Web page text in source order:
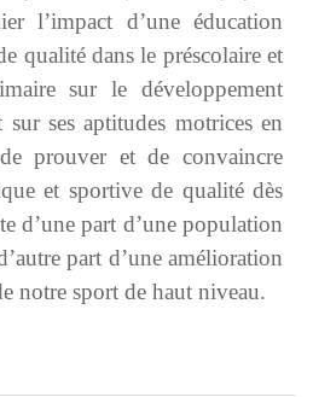
l’impact d’une éducation
qualité dans le préscolaire et
sur le développement
sur ses aptitudes motrices en
prouver et de convaincre
et sportive de qualité dès
d’une part d’une population
part d’une amélioration
notre sport de haut niveau.